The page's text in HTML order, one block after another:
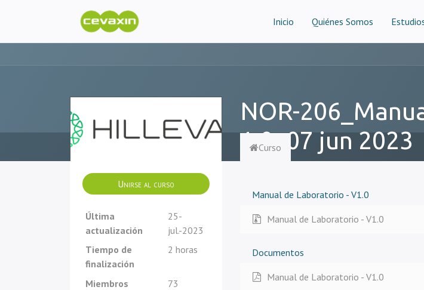
Inicio Quiénes Somos
NOR-
1.0_07 jun 2023
Unirse al curso
Última
actualización
25-
jul.-2023
Tiempo de
finalización
2 horas
Miembros 73
Curso
Manual de Laboratorio - V1.0
Manual de Laboratorio - V1.0
Documentos
Manual de Laboratorio - V1.0